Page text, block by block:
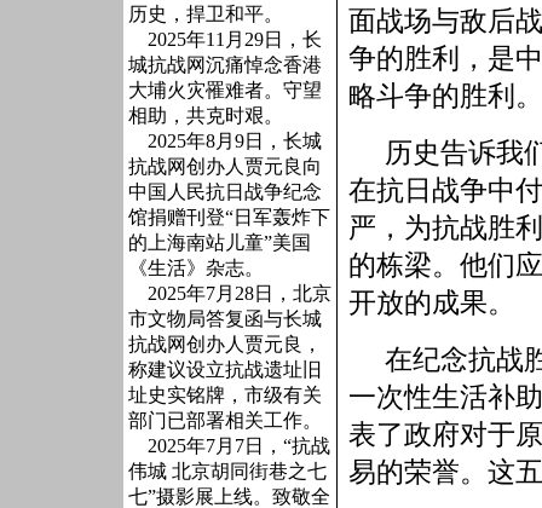
历史，捍卫和平。
2025年11月29日，长
城抗战网沉痛悼念香港
大埔火灾罹难者。守望
相助，共克时艰。
2025年8月9日，长城
抗战网创办人贾元良向
中国人民抗日战争纪念
馆捐赠刊登“日军轰炸下
的上海南站儿童”美国
《生活》杂志。
2025年7月28日，北京
市文物局答复函与长城
抗战网创办人贾元良，
称建议设立抗战遗址旧
址史实铭牌，市级有关
部门已部署相关工作。
2025年7月7日，“抗战
伟城 北京胡同街巷之七
七”摄影展上线。致敬全
面战场与敌后
争的胜利，是
略斗争的胜利。
历史告诉我
在抗日战争中
严，为抗战胜
的栋梁。他们
开放的成果。
在纪念抗战
一次性生活补
表了政府对于
易的荣誉。这